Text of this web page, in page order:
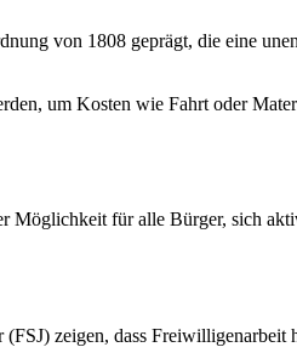
von 1808 geprägt, die eine
um Kosten wie Fahrt oder
Möglichkeit für alle Bürger, sich
zeigen, dass Freiwilligenarbeit